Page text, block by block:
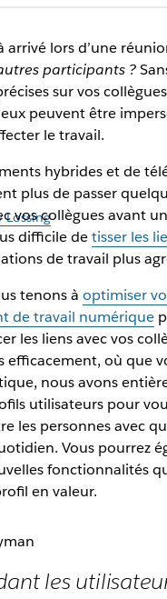
les nouveaux profils
dans votre
Lossing
arrivé lors d’une
participants ?
sur vos
peuvent être
le travail.
hybrides et de
plus de passer
vos collègues avant
difficile detisser les
de travail plus
tenons à optimiser
de travail numérique
les liens avec vos
efficacement, où que
nous avons
utilisateurs pour
les personnes avec
Vous pourrez
fonctionnalités
en valeur.
les